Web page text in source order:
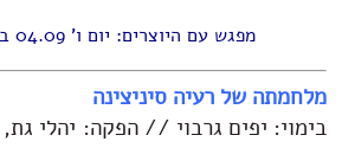
מפגש עם היוצרים: יום ו' 04.09 בשעה 22:45
מלחמתה של רעיה סיניצינה
בימוי: יפים גרבוי // הפקה: יהלי גת,